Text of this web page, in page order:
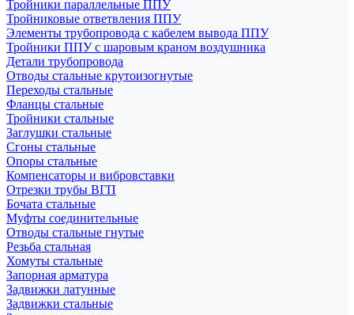
Тройники параллельные ППУ
Тройниковые ответвления ППУ
Элементы трубопровода с кабелем вывода ППУ
Тройники ППУ с шаровым краном воздушника
Детали трубопровода
Отводы стальные крутоизогнутые
Переходы стальные
Фланцы стальные
Тройники стальные
Заглушки стальные
Сгоны стальные
Опоры стальные
Компенсаторы и вибровставки
Отрезки трубы ВГП
Бочата стальные
Муфты соединительные
Отводы стальные гнутые
Резьба стальная
Хомуты стальные
Запорная арматура
Задвижки латунные
Задвижки стальные